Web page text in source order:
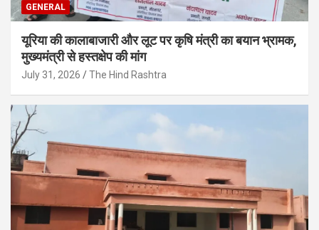
GENERAL
यूरिया की कालाबाजारी और लूट पर कृषि मंत्री का बयान भ्रामक,
मुख्यमंत्री से हस्तक्षेप की मांग
July 31, 2026 The Hind Rashtra